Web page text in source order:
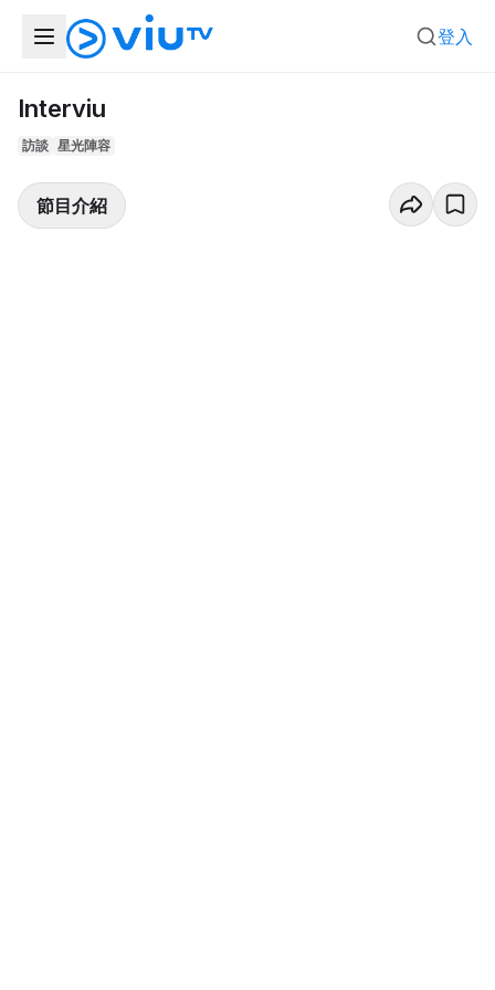
登入
Interviu
訪談 星光陣容
節目介紹